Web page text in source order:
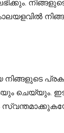
ചെയ്യും.